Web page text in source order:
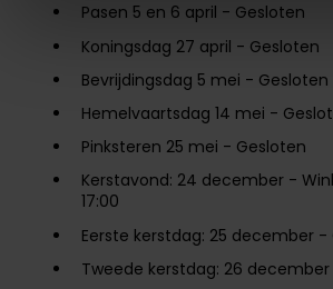
Pasen 5 en 6 april - Gesloten
Koningsdag 27 april - Gesloten
Bevrijdingsdag 5 mei - Gesloten
Hemelvaartsdag 14 mei -
Pinksteren 25 mei - Gesloten
Kerstavond: 24 december -
17:00
Eerste kerstdag: 25 december -
Tweede kerstdag: 26